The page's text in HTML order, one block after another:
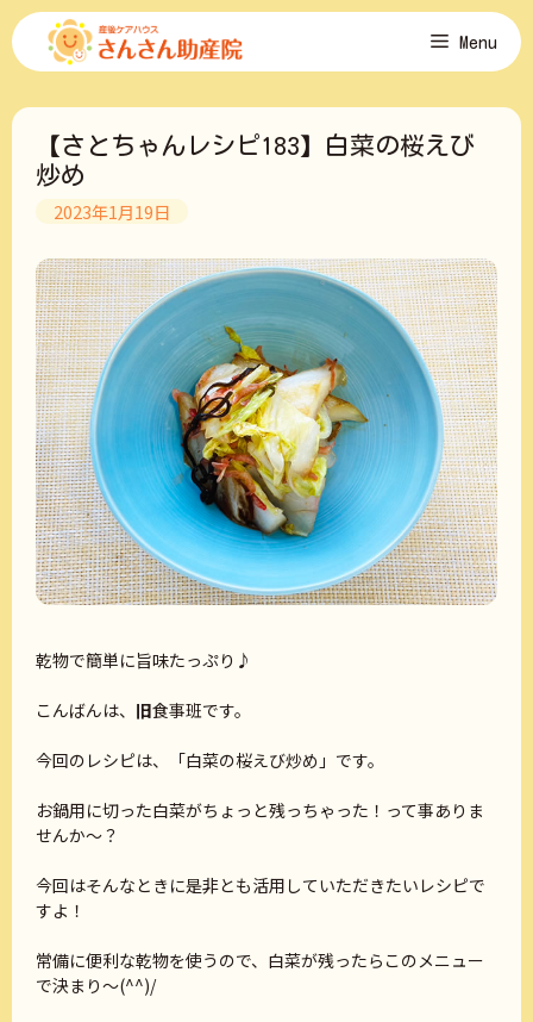
コ
ン
ツ
Menu
【さとちゃんレシピ183】白菜の桜えび
炒め
2023年1月19日
乾物で簡単に旨味たっぷり♪
こんばんは、 旧食事班です。
今回のレシピは、「白菜の桜えび炒め」です。
お鍋用に切った白菜がちょっと残っちゃった！って事ありま
せんか～？
今回はそんなときに是非とも活用していただきたいレシピで
すよ！
常備に便利な乾物を使うので、白菜が残ったらこのメニュー
で決まり～(^^)/